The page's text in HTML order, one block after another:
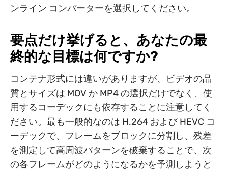
ンライン コンバーターを選択してください。
要点だけ挙げると、あなたの最
終的な目標は何ですか?
コンテナ形式には違いがありますが、ビデオの品
質とサイズは MOV か MP4 の選択だけでなく、使
用するコーデックにも依存することに注意してく
ださい。最も一般的なのは H.264 および HEVC コ
ーデックで、フレームをブロックに分割し、残差
を測定して高周波パターンを破棄することで、次
の各フレームがどのようになるかを予測しようと